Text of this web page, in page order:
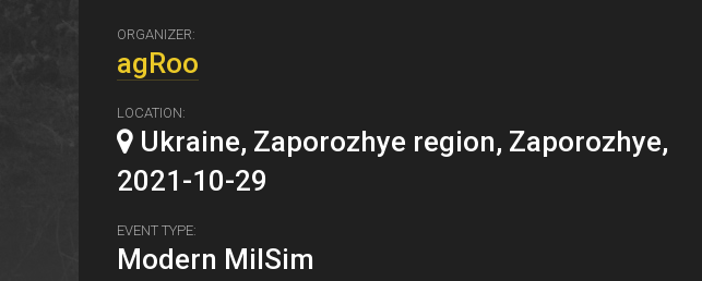
ORGANIZER:
agRoo
LOCATION:
Ukraine, Zaporozhye region, Zaporozhye,
2021-10-29
EVENT TYPE:
Modern MilSim